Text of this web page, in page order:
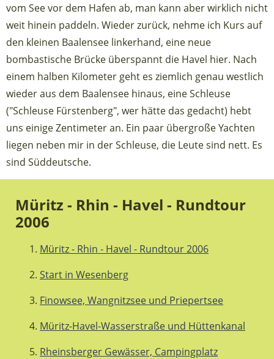
vom See vor dem Hafen ab, man kann aber wirklich nicht
weit hinein paddeln. Wieder zurück, nehme ich Kurs auf
den kleinen Baalensee linkerhand, eine neue
bombastische Brücke überspannt die Havel hier. Nach
einem halben Kilometer geht es ziemlich genau westlich
wieder aus dem Baalensee hinaus, eine Schleuse
("Schleuse Fürstenberg", wer hätte das gedacht) hebt
uns einige Zentimeter an. Ein paar übergroße Yachten
liegen neben mir in der Schleuse, die Leute sind nett. Es
sind Süddeutsche.
Müritz - Rhin - Havel - Rundtour
2006
Müritz - Rhin - Havel - Rundtour 2006
Start in Wesenberg
Finowsee, Wangnitzsee und Priepertsee
Müritz-Havel-Wasserstraße und Hüttenkanal
Rheinsberger Gewässer, Campingplatz